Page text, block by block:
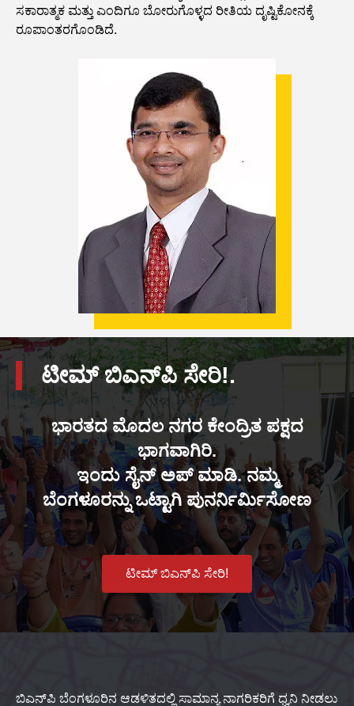
ಸಕಾರಾತ್ಮಕ ಮತ್ತು ಎಂದಿಗೂ ಬೋರುಗೊಳ್ಳದ ರೀತಿಯ ದೃಷ್ಟಿಕೋನಕ್ಕೆ
ರೂಪಾಂತರಗೊಂಡಿದೆ.
ಟೀಮ್ ಬಿಎನ್‌ಪಿ ಸೇರಿ!.
ಭಾರತದ ಮೊದಲ ನಗರ ಕೇಂದ್ರಿತ ಪಕ್ಷದ
ಭಾಗವಾಗಿರಿ.
ಇಂದು ಸೈನ್ ಅಪ್ ಮಾಡಿ. ನಮ್ಮ
ಬೆಂಗಳೂರನ್ನು ಒಟ್ಟಾಗಿ ಪುನರ್ನಿರ್ಮಿಸೋಣ
ಟೀಮ್ ಬಿಎನ್‌ಪಿ ಸೇರಿ!
ಬಿಎನ್‌ಪಿ ಬೆಂಗಳೂರಿನ ಆಡಳಿತದಲ್ಲಿ ಸಾಮಾನ್ಯ ನಾಗರಿಕರಿಗೆ ಧ್ವನಿ ನೀಡಲು